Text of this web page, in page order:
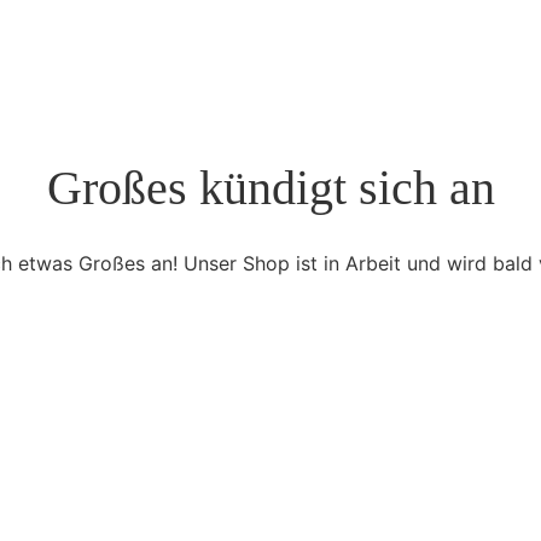
Großes kündigt sich an
etwas Großes an! Unser Shop ist in Arbeit und wird